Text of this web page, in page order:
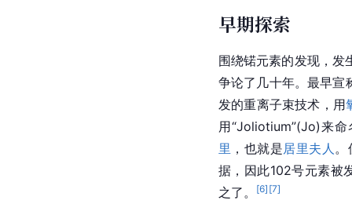
早期探索
围绕锘元素的发现，发
争论了几十年。最早宣
发的重离子束技术，用
用“Joliotium”(Jo)来
里 ，也就是居里夫人 。
据，因此102号元素被
之了。
[6] [7]